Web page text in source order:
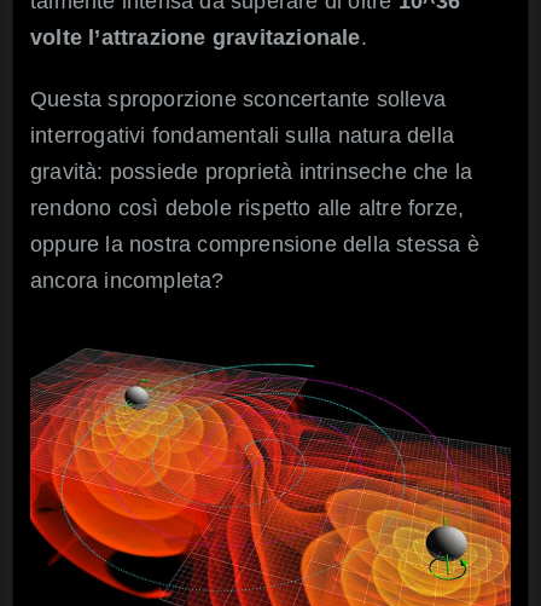
volte l’attrazione gravitazionale.
Questa sproporzione sconcertante solleva
interrogativi fondamentali sulla natura della
gravità: possiede proprietà intrinseche che la
rendono così debole rispetto alle altre forze,
oppure la nostra comprensione della stessa è
ancora incompleta?